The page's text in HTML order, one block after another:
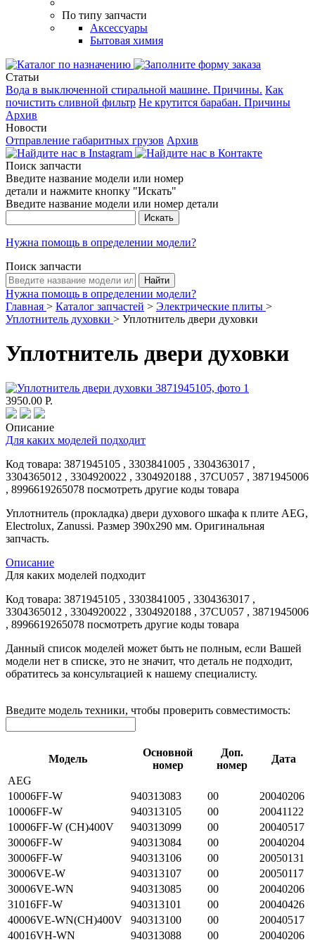
По типу запчасти
Аксессуары
Бытовая химия
Статьи
Вода в выключенной стиральной машине. Причины. Как
почистить сливной фильтр Не крутится барабан. Причины
Архив
Новости
Отправление габаритных грузов Архив
Поиск запчасти
Введите название модели или номер
детали и нажмите кнопку "Искать"
Введите название модели или номер детали
Нужна помощь в определении модели?
Поиск запчасти
Нужна помощь в определении модели?
Главная > Каталог запчастей > Электрические плиты >
Уплотнитель духовки > Уплотнитель двери духовки
Уплотнитель двери духовки
3950.00 Р.
Описание
Для каких моделей подходит
Код товара: 3871945105 , 3303841005 , 3304363017 ,
3304365012 , 3304920022 , 3304920188 , 37CU057 , 3871945006
, 8996619265078 посмотреть другие коды товара
Уплотнитель (прокладка) двери духового шкафа к плите AEG,
Electrolux, Zanussi. Размер 390x290 мм. Оригинальная
запчасть.
Описание
Для каких моделей подходит
Код товара: 3871945105 , 3303841005 , 3304363017 ,
3304365012 , 3304920022 , 3304920188 , 37CU057 , 3871945006
, 8996619265078 посмотреть другие коды товара
Данный список моделей может быть не полным, если Вашей
модели нет в списке, это не значит, что деталь не подходит,
обратитесь за консультацией к нашему специалисту.
Введите модель техники, чтобы проверить совместимость:
Модель
Основной
номер
Доп.
номер
Дата
AEG
10006FF-W
940313083 00
20040206
10006FF-W
940313105 00
20041122
10006FF-W (CH)400V
940313099 00
20040517
30006FF-W
940313084 00
20040204
30006FF-W
940313106 00
20050131
30006VE-W
940313107 00
20050117
30006VE-WN
940313085 00
20040206
31016FF-W
940313101 00
20040426
40006VE-WN(CH)400V
940313100 00
20040517
40016VH-WN
940313088 00
20040206